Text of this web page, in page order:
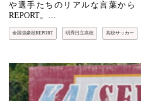
や選手たちのリアルな言葉から
REPORT。…
全国強豪校REPORT 明秀日立高校 高校サッカー